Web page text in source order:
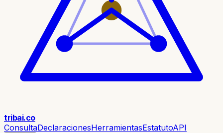
tribai.co
ConsultaDeclaracionesHerramientasEstatutoAPI